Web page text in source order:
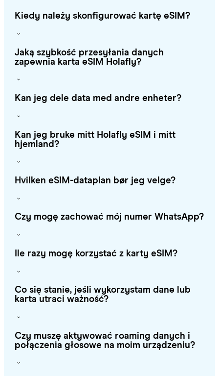
Kiedy należy skonfigurować kartę eSIM?
Jaką szybkość przesyłania danych
zapewnia karta eSIM Holafly?
Kan jeg dele data med andre enheter?
Kan jeg bruke mitt Holafly eSIM i mitt
hjemland?
Hvilken eSIM-dataplan bør jeg velge?
Czy mogę zachować mój numer WhatsApp?
Ile razy mogę korzystać z karty eSIM?
Co się stanie, jeśli wykorzystam dane lub
karta utraci ważność?
Czy muszę aktywować roaming danych i
połączenia głosowe na moim urządzeniu?